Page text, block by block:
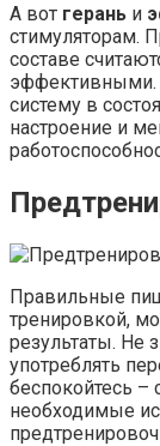
А вот герань и
стимуляторам.
составе
эффективными.
систему в
настроение и
Правильные
тренировкой,
результаты. Не
употреблять
беспокойтесь –
необходимые